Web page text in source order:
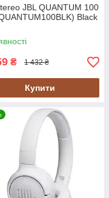
JBL QUANTUM 100
Black
₴ 1 432 ₴
Купити